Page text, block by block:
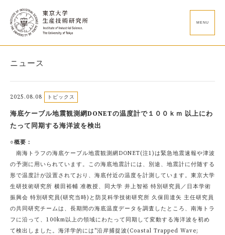
MENU
ニュース
2025.08.08 トピックス
海底ケーブル地震観測網DONETの温度計で１００ｋｍ 以上にわ
たって同期する海洋波を検出
○概要：
南海トラフの海底ケーブル地震観測網DONET(注1)は緊急地震速報や津波
の予測に用いられています。この海底地震計には、別途、地震計に付随する
形で温度計が設置されており、海底付近の温度を計測しています。東京大学
生研技術研究所 横田裕輔 准教授、同大学 井上智裕 特別研究員／日本学術
振興会 特別研究員(研究当時)と防災科学技術研究所 久保田達矢 主任研究員
の共同研究チームは、長期間の海底温度データを調査したところ、南海トラ
フに沿って、100km以上の領域にわたって同期して変動する海洋波を初め
て検出しました。海洋学的には"沿岸捕捉波(Coastal Trapped Wave;